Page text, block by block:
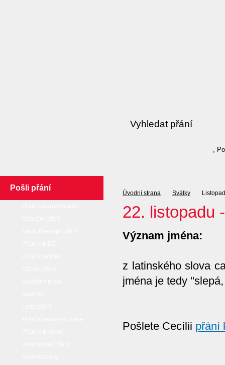
Úvodní strana Svátky Listopad
22. listopadu
Význam jména:
z latinského slova
jména je tedy
Pošlete Cecílii přání
Pošli přání
,